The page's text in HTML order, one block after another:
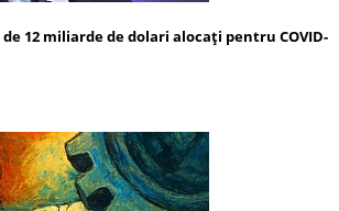
12 miliarde de dolari alocați pentru COVID-